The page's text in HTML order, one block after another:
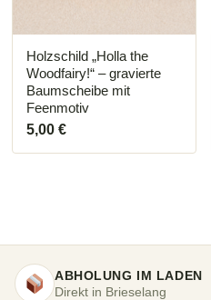
Holzschild „Holla the
Woodfairy!“ – gravierte
Baumscheibe mit
Feenmotiv
5,00 €
ABHOLUNG IM LADEN
Direkt in Brieselang